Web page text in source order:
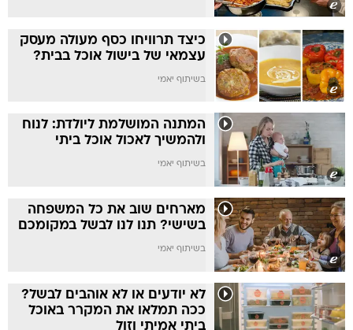
כיצד תרוויחו כסף מעולה מעסק
עצמאי של בישול אוכל בבית?
בשיתוף יאמי
המתנה המושלמת ליולדת: לנוח
ולהמשיך לאכול אוכל ביתי
בשיתוף יאמי
מארחים שוב את כל המשפחה
בשישי? תנו לנו לבשל במקומכם
בשיתוף יאמי
לא יודעים או לא אוהבים לבשל?
ככה תמלאו את המקרר באוכל
ביתי אמיתי וזול